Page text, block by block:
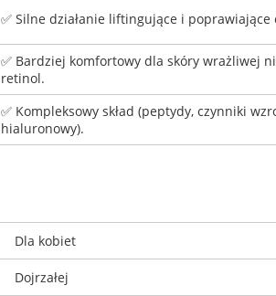
✅ Silne działanie liftingujące i poprawiające
✅ Bardziej komfortowy dla skóry wrażliwej
retinol.
✅ Kompleksowy skład (peptydy, czynniki
hialuronowy).
Dla kobiet
Dojrzałej